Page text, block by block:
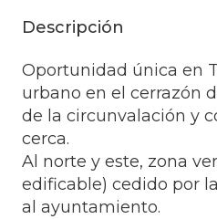
Descripción
Oportunidad única en
urbano en el cerrazón
de la circunvalación y
cerca.
Al norte y este, zona
edificable) cedido por
al ayuntamiento.